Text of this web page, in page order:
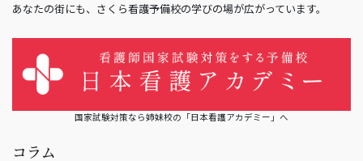
あなたの街にも、さくら看護予備校の学びの場が広がっています。
国家試験対策なら姉妹校の「日本看護アカデミー」へ
コラム